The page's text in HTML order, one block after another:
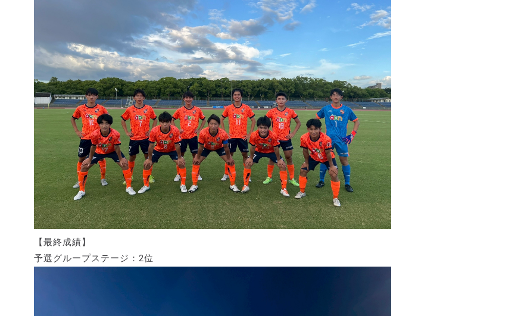
【最終成績】
予選グループステージ：2位